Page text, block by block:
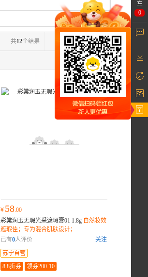
共12个结果
¥ 58.00
彩棠润玉无瑕光采遮瑕膏01 1.8g 自然妆效
遮瑕佳；专为混合肌肤设计；
已有0人评价
关注
苏宁自营
8.8折券
领券200-10
车
0